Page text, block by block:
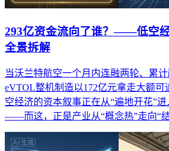
293亿资金流向了谁？——低空
全景拆解
当沃兰特航空一个月内连融两轮、累
eVTOL整机制造以172亿元拿走大额可
空经济的资本叙事正在从“遍地开花”
——而这，正是产业从“概念热”走向“结